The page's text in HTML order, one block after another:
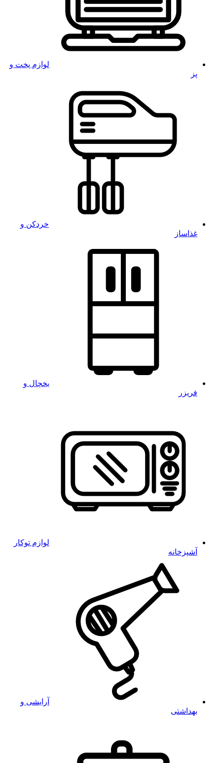
لوازم پخت و
پز
خردکن و
غذاساز
یخچال و
فریزر
لوازم توکار
آشپزخانه
آرایشی و
بهداشتی